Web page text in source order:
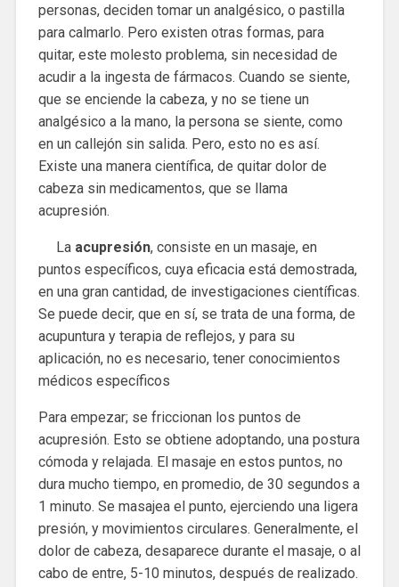
personas, deciden tomar un analgésico, o pastilla
para calmarlo. Pero existen otras formas, para
quitar, este molesto problema, sin necesidad de
acudir a la ingesta de fármacos. Cuando se siente,
que se enciende la cabeza, y no se tiene un
analgésico a la mano, la persona se siente, como
en un callejón sin salida. Pero, esto no es así.
Existe una manera científica, de quitar dolor de
cabeza sin medicamentos, que se llama
acupresión.
Laacupresión, consiste en un masaje, en
puntos específicos, cuya eficacia está demostrada,
en una gran cantidad, de investigaciones científicas.
Se puede decir, que en sí, se trata de una forma, de
acupuntura y terapia de reflejos, y para su
aplicación, no es necesario, tener conocimientos
médicos específicos
Para empezar; se friccionan los puntos de
acupresión. Esto se obtiene adoptando, una postura
cómoda y relajada. El masaje en estos puntos, no
dura mucho tiempo, en promedio, de 30 segundos a
1 minuto. Se masajea el punto, ejerciendo una ligera
presión, y movimientos circulares. Generalmente, el
dolor de cabeza, desaparece durante el masaje, o al
cabo de entre, 5-10 minutos, después de realizado.